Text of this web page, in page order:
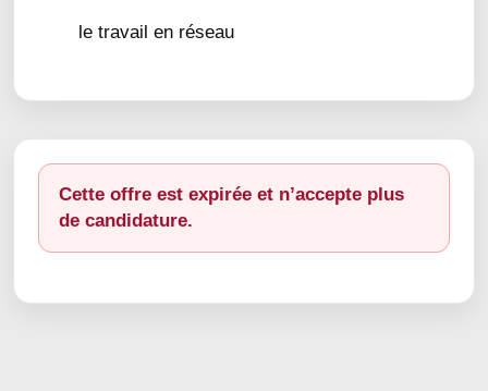
le travail en réseau
Cette offre est expirée et n’accepte plus
de candidature.